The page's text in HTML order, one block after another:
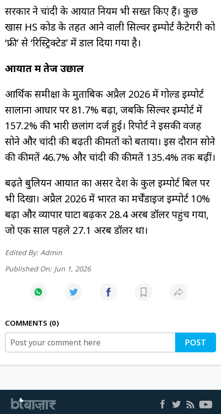
सरकार ने चांदी के आयात नियम भी सख्त किए हैं। कुछ
खास HS कोड के तहत आने वाली सिल्वर इम्पोर्ट कैटेगरी को
‘फ्री’ से ‘रिस्ट्रिक्टेड’ में डाल दिया गया है।
आयात में तेज उछाल
आर्थिक समीक्षा के मुताबिक अप्रैल 2026 में गोल्ड इम्पोर्ट
सालाना आधार पर 81.7% बढ़ा, जबकि सिल्वर इम्पोर्ट में
157.2% की भारी छलांग दर्ज हुई। रिपोर्ट ने इसकी वजह
सोने और चांदी की बढ़ती कीमतों को बताया। इस दौरान सोने
की कीमतें 46.7% और चांदी की कीमतें 135.4% तक बढ़ीं।
बढ़ते बुलियन आयात का असर देश के कुल इम्पोर्ट बिल पर
भी दिखा। अप्रैल 2026 में भारत का मर्चेंडाइज इम्पोर्ट 10%
बढ़ा और व्यापार घाटा बढ़कर 28.4 अरब डॉलर पहुंच गया,
जो एक साल पहले 27.1 अरब डॉलर था।
Edited By: Admin
Published On: Jun 1, 2026
COMMENTS 0
POST